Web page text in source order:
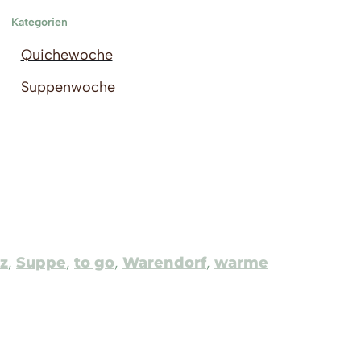
Kategorien
Quichewoche
Suppenwoche
, Suppe, to go, Warendorf, warme